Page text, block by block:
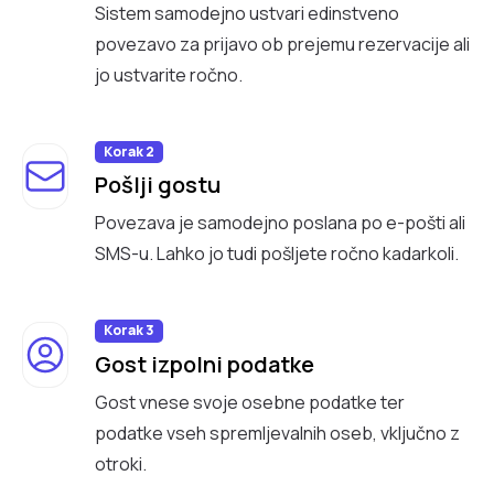
Sistem samodejno ustvari edinstveno
povezavo za prijavo ob prejemu rezervacije ali
jo ustvarite ročno.
Korak 2
Pošlji gostu
Povezava je samodejno poslana po e-pošti ali
SMS-u. Lahko jo tudi pošljete ročno kadarkoli.
Korak 3
Gost izpolni podatke
Gost vnese svoje osebne podatke ter
podatke vseh spremljevalnih oseb, vključno z
otroki.